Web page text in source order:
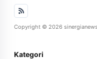
Copyright © 2026
Kategori